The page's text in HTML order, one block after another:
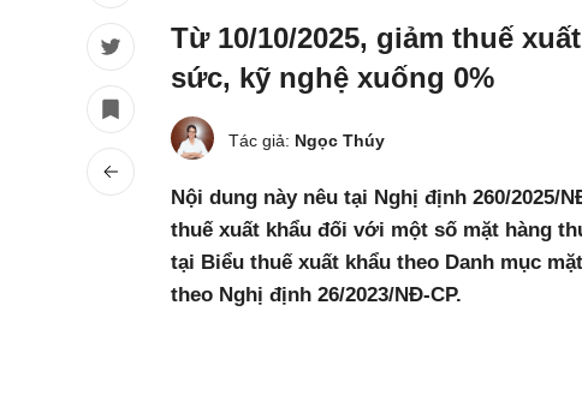
Từ 10/10/2025, giảm thuế
sức, kỹ nghệ xuống 0%
Tác giả: Ngọc Thúy
Nội dung này nêu tại Nghị định 260/2025/
thuế xuất khẩu đối với một số mặt hàng
tại Biểu thuế xuất khẩu theo Danh mục
theo Nghị định 26/2023/NĐ-CP.